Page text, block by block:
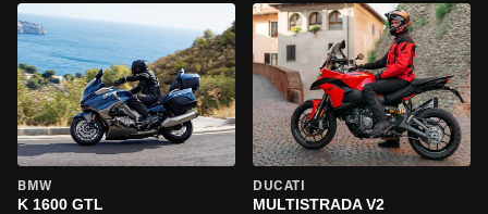
BMW
K 1600 GTL
DUCATI
MULTISTRADA V2